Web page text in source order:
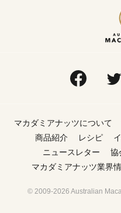
マカダミアナッツについて
商品紹介
レシピ
ニュースレター
協
マカダミアナッツ業界
© 2009-2026 Australian